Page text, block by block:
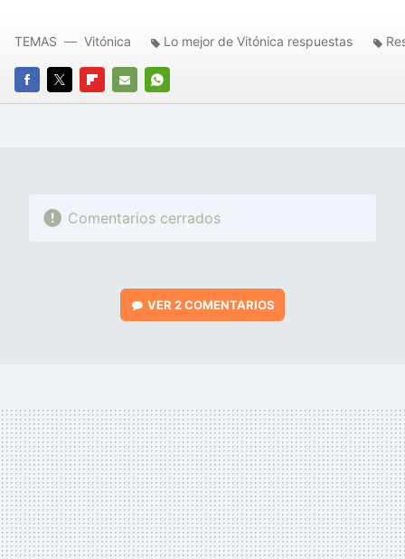
FACEBOOK
TWITTERFLIPBOARD
E-
WHATSAPP
TEMAS Vitónica Lo mejor de Vitónica respuestas
Comentarios cerrados
VER2 COMENTARIOS